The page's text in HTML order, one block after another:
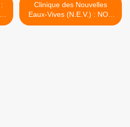
Clinique des Nouvelles
Eaux-Vives (N.E.V.) : NON
A LA DESINFORMATION !